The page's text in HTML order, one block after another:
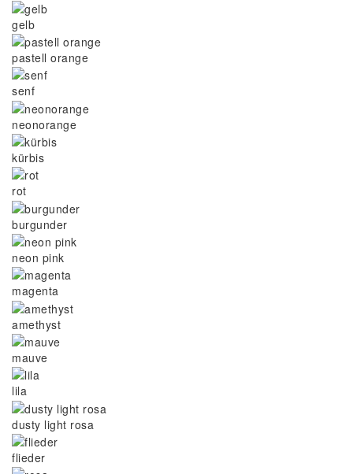
gelb
pastell orange
senf
neonorange
kürbis
rot
burgunder
neon pink
magenta
amethyst
mauve
lila
dusty light rosa
flieder